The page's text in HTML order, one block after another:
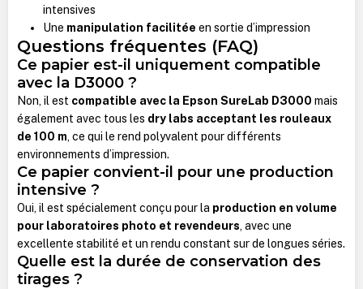
intensives
Une manipulation facilitée en sortie d’impression
Questions fréquentes (FAQ)
Ce papier est-il uniquement compatible
avec la D3000 ?
Non, il est compatible avec la Epson SureLab D3000 mais
également avec tous les dry labs acceptant les rouleaux
de 100 m, ce qui le rend polyvalent pour différents
environnements d’impression.
Ce papier convient-il pour une production
intensive ?
Oui, il est spécialement conçu pour la production en volume
pour laboratoires photo et revendeurs, avec une
excellente stabilité et un rendu constant sur de longues séries.
Quelle est la durée de conservation des
tirages ?